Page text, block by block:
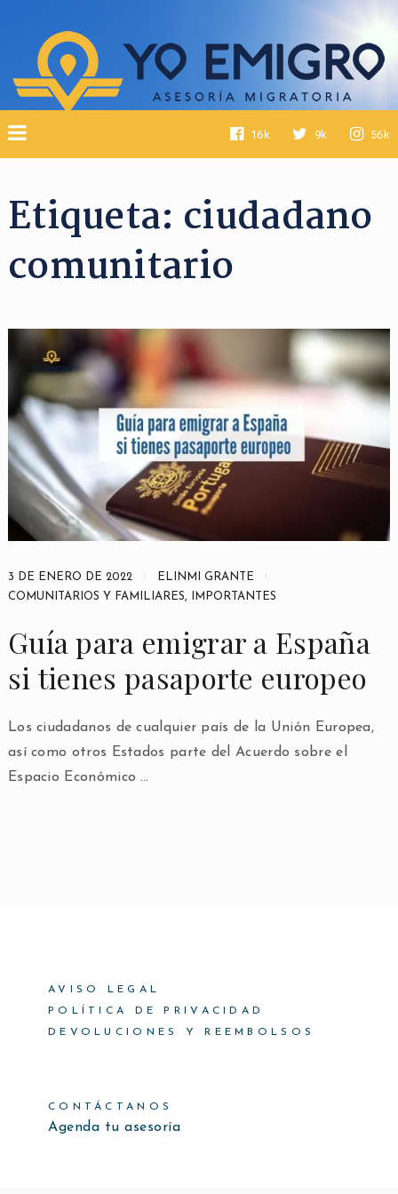
16k 9k 56k
Etiqueta: ciudadano
comunitario
3 DE ENERO DE 2022
ELINMI GRANTE
COMUNITARIOS Y FAMILIARES, IMPORTANTES
Guía para emigrar a España
si tienes pasaporte europeo
Los ciudadanos de cualquier país de la Unión Europea,
así como otros Estados parte del Acuerdo sobre el
Espacio Económico …
AVISO LEGAL
POLÍTICA DE PRIVACIDAD
DEVOLUCIONES Y REEMBOLSOS
CONTÁCTANOS
Agenda tu asesoría